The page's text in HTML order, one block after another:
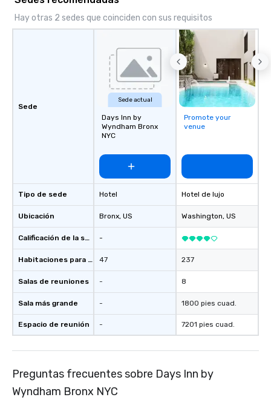
Hay otras 2 sedes que coinciden con sus requisitos
Sede
Tipo de sede
Ubicación
Calificación de la sede
Habitaciones para huéspedes
Salas de reuniones
Sala más grande
Espacio de reunión
Sede actual
Days Inn by
Wyndham Bronx
NYC
Hotel
Bronx, US
-
47
-
-
-
Promote your
venue
Hotel de lujo
Washington, US
237
8
1800 pies cuad.
7201 pies cuad.
Preguntas frecuentes sobre Days Inn by
Wyndham Bronx NYC